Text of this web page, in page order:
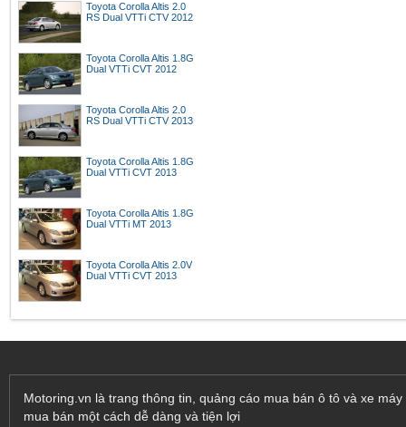
Toyota Corolla Altis 2.0
RS Dual VTTi CTV 2012
Toyota Corolla Altis 1.8G
Dual VTTi CVT 2012
Toyota Corolla Altis 2.0
RS Dual VTTi CTV 2013
Toyota Corolla Altis 1.8G
Dual VTTi CVT 2013
Toyota Corolla Altis 1.8G
Dual VTTi MT 2013
Toyota Corolla Altis 2.0V
Dual VTTi CVT 2013
Motoring.vn là trang thông tin, quảng cáo mua bán ô tô và xe
mua bán một cách dễ dàng và tiện lợi